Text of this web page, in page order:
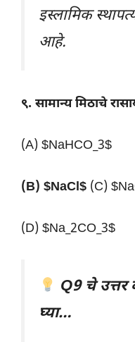
इस्लामिक
आहे.
९. सामान्य मिठाचे
(A) $NaHCO_3$
(B) $NaCl$ (C)
(D) $Na_2CO_3$
Q9 चे
घ्या…